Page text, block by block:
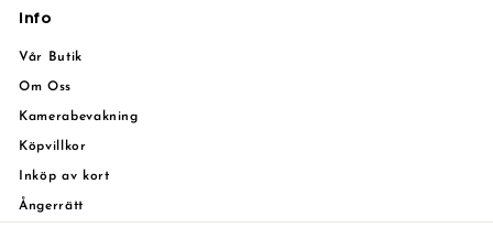
Info
Vår Butik
Om Oss
Kamerabevakning
Köpvillkor
Inköp av kort
Ångerrätt